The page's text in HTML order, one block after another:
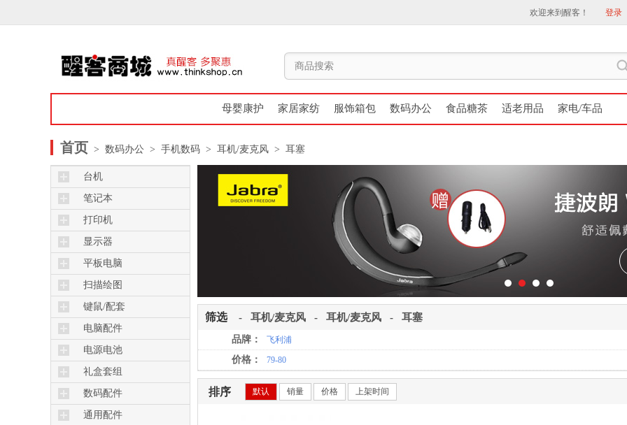
欢迎来到醒客！ 登录
母婴康护 家居家纺 服饰箱包 数码办公 食品糖茶 适老用品 家电/车品
首页 > 数码办公 > 手机数码 > 耳机/麦克风 > 耳塞
台机
笔记本
打印机
显示器
平板电脑
扫描绘图
键鼠/配套
电脑配件
电源电池
礼盒套组
数码配件
通用配件
筛选 - 耳机/麦克风 - 耳机/麦克风 - 耳塞
品牌： 飞利浦
价格： 79-80
排序 默认 销量 价格 上架时间